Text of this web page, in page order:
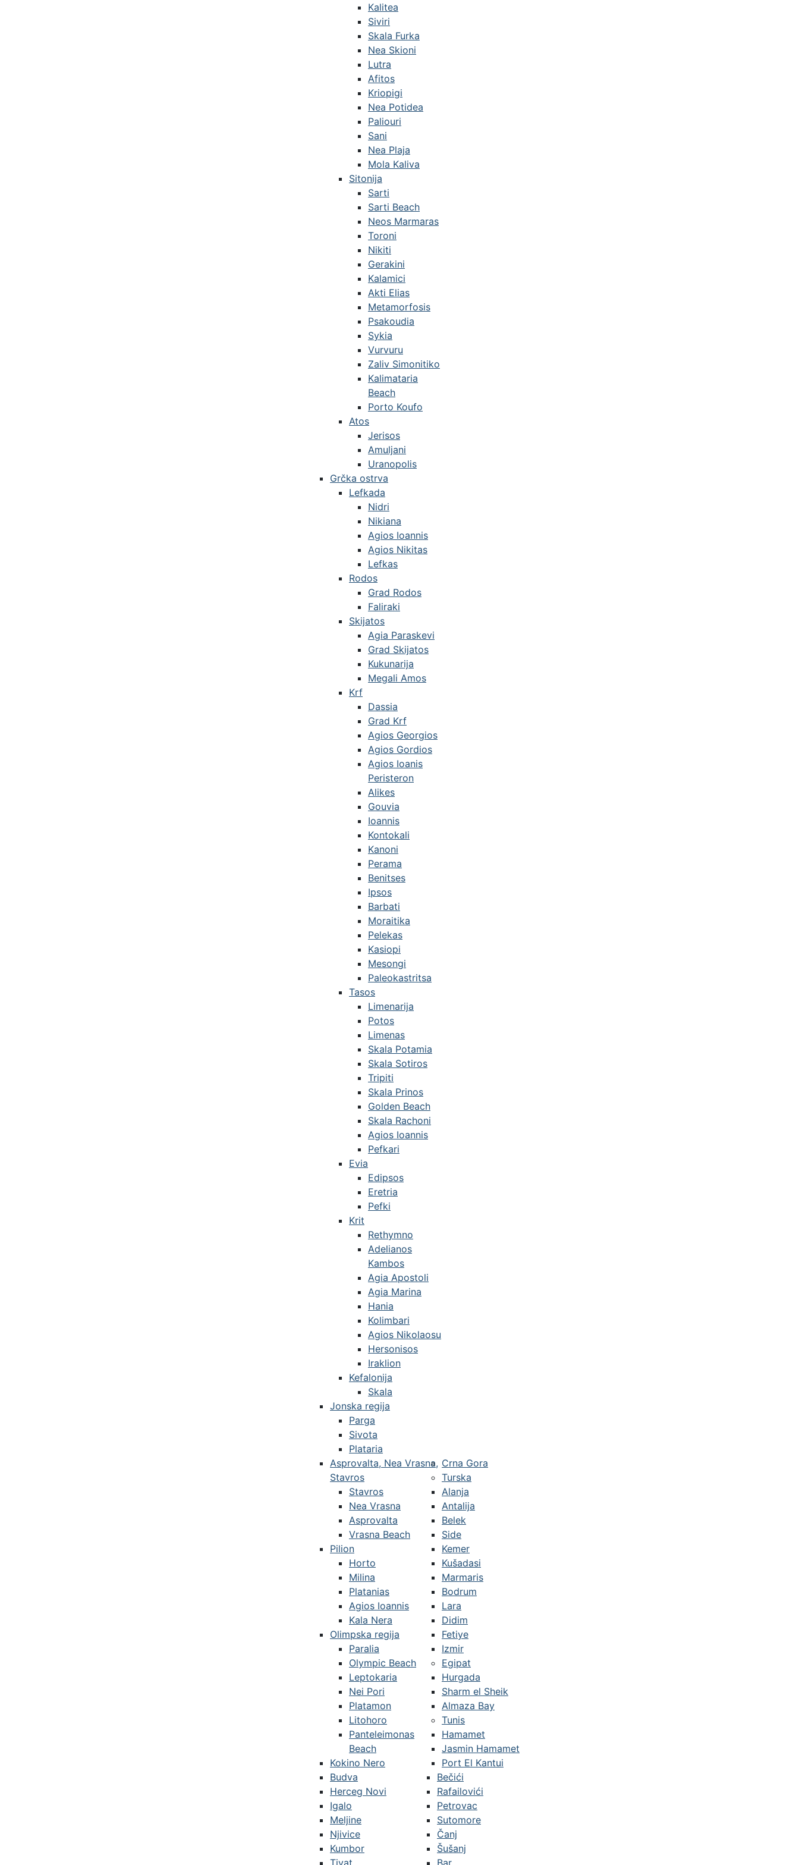
Kalitea
Siviri
Skala Furka
Nea Skioni
Lutra
Afitos
Kriopigi
Nea Potidea
Paliouri
Sani
Nea Plaja
Mola Kaliva
Sitonija
Sarti
Sarti Beach
Neos Marmaras
Toroni
Nikiti
Gerakini
Kalamici
Akti Elias
Metamorfosis
Psakoudia
Sykia
Vurvuru
Zaliv Simonitiko
Kalimataria
Beach
Porto Koufo
Atos
Jerisos
Amuljani
Uranopolis
Grčka ostrva
Lefkada
Nidri
Nikiana
Agios Ioannis
Agios Nikitas
Lefkas
Rodos
Grad Rodos
Faliraki
Skijatos
Agia Paraskevi
Grad Skijatos
Kukunarija
Megali Amos
Krf
Dassia
Grad Krf
Agios Georgios
Agios Gordios
Agios Ioanis
Peristeron
Alikes
Gouvia
Ioannis
Kontokali
Kanoni
Perama
Benitses
Ipsos
Barbati
Moraitika
Pelekas
Kasiopi
Mesongi
Paleokastritsa
Tasos
Limenarija
Potos
Limenas
Skala Potamia
Skala Sotiros
Tripiti
Skala Prinos
Golden Beach
Skala Rachoni
Agios Ioannis
Pefkari
Evia
Edipsos
Eretria
Pefki
Krit
Rethymno
Adelianos
Kambos
Agia Apostoli
Agia Marina
Hania
Kolimbari
Agios Nikolaosu
Hersonisos
Iraklion
Kefalonija
Skala
Jonska regija
Parga
Sivota
Plataria
Asprovalta, Nea Vrasna,
Stavros
Stavros
Nea Vrasna
Asprovalta
Vrasna Beach
Pilion
Horto
Milina
Platanias
Agios Ioannis
Kala Nera
Olimpska regija
Paralia
Olympic Beach
Leptokaria
Nei Pori
Platamon
Litohoro
Panteleimonas
Beach
Kokino Nero
Crna Gora
Budva
Herceg Novi
Igalo
Meljine
Njivice
Kumbor
Tivat
Bečići
Rafailovići
Petrovac
Sutomore
Čanj
Šušanj
Bar
Turska
Alanja
Antalija
Belek
Side
Kemer
Kušadasi
Marmaris
Bodrum
Lara
Didim
Fetiye
Izmir
Egipat
Hurgada
Sharm el Sheik
Almaza Bay
Tunis
Hamamet
Jasmin Hamamet
Port El Kantui